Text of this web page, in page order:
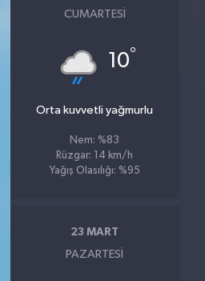
CUMARTESI
10°
Orta kuvvetli yağmurlu
Nem: %83
Rüzgar: 14 km/h
Yağış Olasılığı: %95
23 MART
PAZARTESI